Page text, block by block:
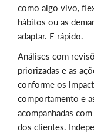
como algo vivo,
hábitos ou as
adaptar. E rápido.
Análises com
priorizadas e as
conforme os
comportamento e
acompanhadas
dos clientes.